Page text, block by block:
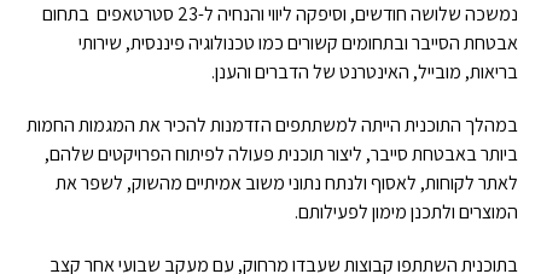
נמשכה שלושה חודשים, וסיפקה ליווי והנחיה ל-23 סטרטאפים בתחום
אבטחת הסייבר ובתחומים קשורים כמו טכנולוגיה פיננסית, שירותי
בריאות, מובייל, האינטרנט של הדברים והענן.
במהלך התוכנית הייתה למשתתפים הזדמנות להכיר את המגמות החמות
ביותר באבטחת סייבר, ליצור תוכנית פעולה לפיתוח הפרויקטים שלהם,
לאתר לקוחות, לאסוף ולנתח נתוני משוב אמיתיים מהשוק, לשפר את
המוצרים ולתכנן מימון לפעילותם.
בתוכנית השתתפו קבוצות שעבדו מרחוק, עם מעקב שבועי אחר קצב